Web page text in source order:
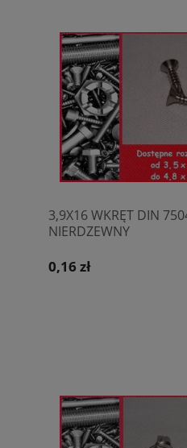
3,9X16 WKRĘT DIN
NIERDZEWNY
0,16 zł